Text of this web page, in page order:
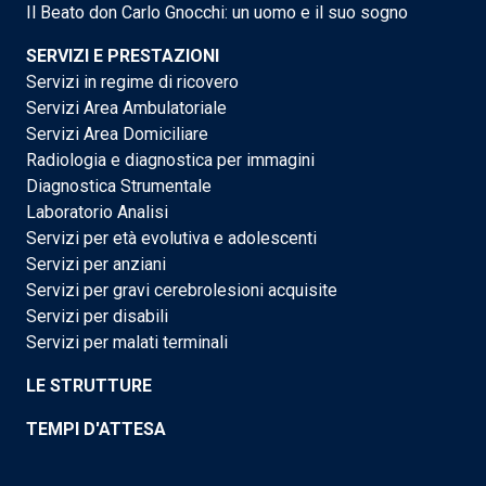
Il Beato don Carlo Gnocchi: un uomo e il suo sogno
SERVIZI E PRESTAZIONI
Servizi in regime di ricovero
Servizi Area Ambulatoriale
Servizi Area Domiciliare
Radiologia e diagnostica per immagini
Diagnostica Strumentale
Laboratorio Analisi
Servizi per età evolutiva e adolescenti
Servizi per anziani
Servizi per gravi cerebrolesioni acquisite
Servizi per disabili
Servizi per malati terminali
LE STRUTTURE
TEMPI D'ATTESA